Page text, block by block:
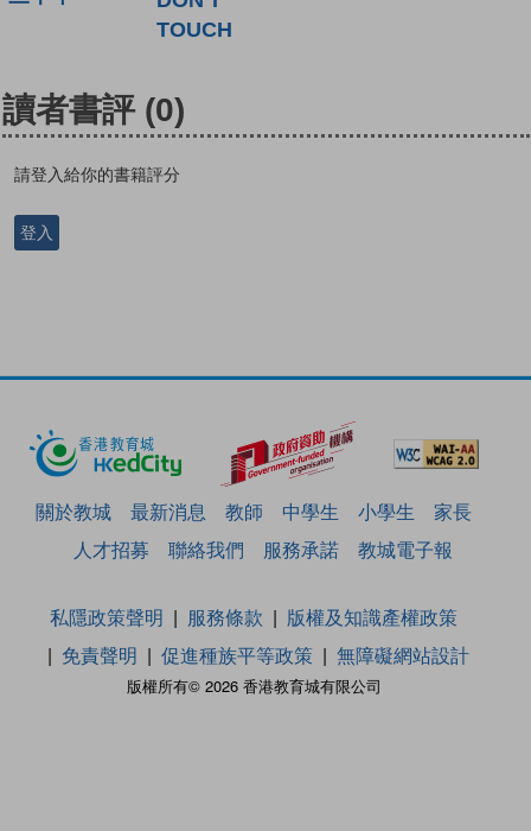
TOUCH
讀者書評 (0)
請登入給你的書籍評分
登入
關於教城 最新消息 教師 中學生 小學生
家長
人才招募
聯絡我們 服務承諾 教城電子報
版權所有© 2026 香港教育城有限公司
私隱政策聲明 服務條款
版權及知識產權政策
免責聲明
促進種族平等政策 無障礙網站設計